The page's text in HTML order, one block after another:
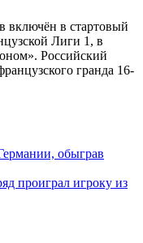
включён в стартовый
Лиги 1, в
Российский
гранда 16-
обыграв
проиграл игроку из